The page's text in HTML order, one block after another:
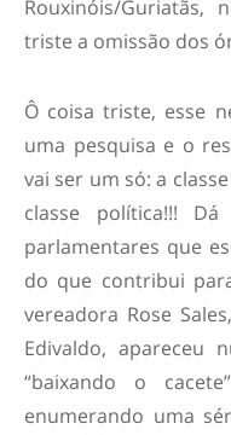
Rouxinóis/Guriatãs,
triste a omissão dos
Ô coisa triste, esse
uma pesquisa e o
vai ser um só: a
classe política!!!
parlamentares que
do que contribui
vereadora Rose
Edivaldo, apareceu
“baixando o
enumerando uma